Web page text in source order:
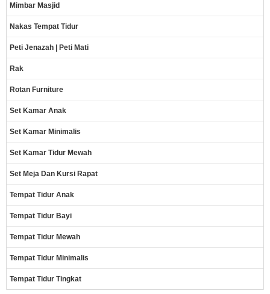
Mimbar Masjid
Nakas Tempat Tidur
Peti Jenazah | Peti Mati
Rak
Rotan Furniture
Set Kamar Anak
Set Kamar Minimalis
Set Kamar Tidur Mewah
Set Meja Dan Kursi Rapat
Tempat Tidur Anak
Tempat Tidur Bayi
Tempat Tidur Mewah
Tempat Tidur Minimalis
Tempat Tidur Tingkat